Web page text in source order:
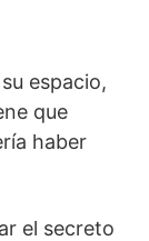
espacio,
que
haber
el secreto